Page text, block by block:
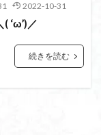
2022-10-31
‘ω’)／
続きを読む